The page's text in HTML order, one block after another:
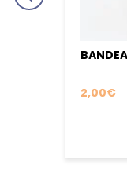
2,00€